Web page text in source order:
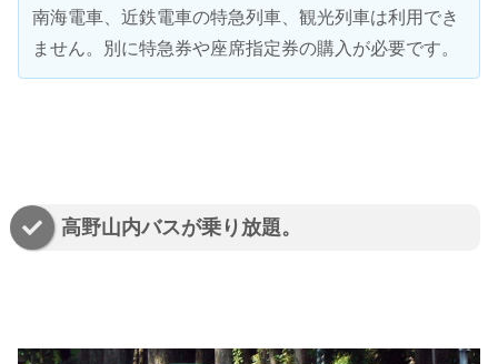
南海電車、近鉄電車の特急列車、観光列車は利用でき
ません。別に特急券や座席指定券の購入が必要です。
高野山内バスが乗り放題。